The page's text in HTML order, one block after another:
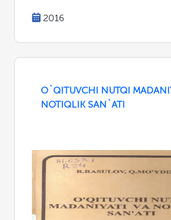
2016
O`QITUVCHI NUTQI
NOTIQLIK SAN`ATI